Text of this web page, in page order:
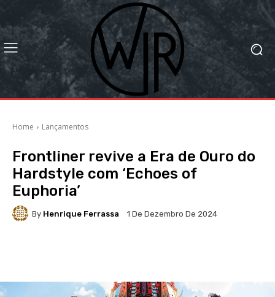
Home Lançamentos
Frontliner revive a Era de Ouro do
Hardstyle com ‘Echoes of
Euphoria’
By Henrique Ferrassa 1 De Dezembro De 2024